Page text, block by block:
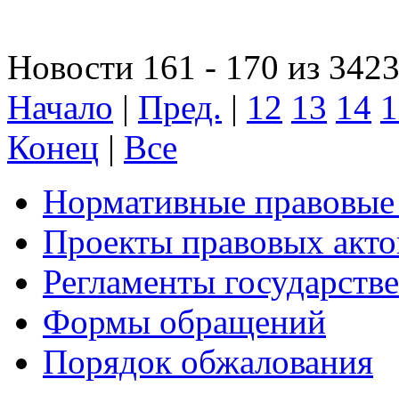
Новости 161 - 170 из 3423
Начало | Пред. | 12 13 14
Конец | Все
Нормативные
Проекты правовых
Регламенты
Формы обращений
Порядок обжалования